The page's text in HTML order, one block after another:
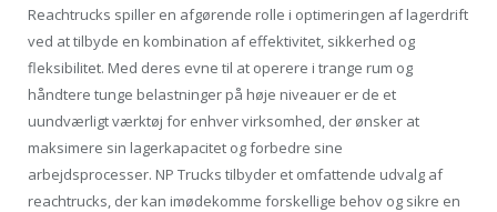
Reachtrucks spiller en afgørende rolle i optimeringen af lagerdrift
ved at tilbyde en kombination af effektivitet, sikkerhed og
fleksibilitet. Med deres evne til at operere i trange rum og
håndtere tunge belastninger på høje niveauer er de et
uundværligt værktøj for enhver virksomhed, der ønsker at
maksimere sin lagerkapacitet og forbedre sine
arbejdsprocesser. NP Trucks tilbyder et omfattende udvalg af
reachtrucks, der kan imødekomme forskellige behov og sikre en